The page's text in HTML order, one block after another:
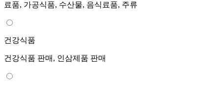
료품, 가공식품, 수산물, 음식료품, 주류
건강식품
건강식품 판매, 인삼제품 판매